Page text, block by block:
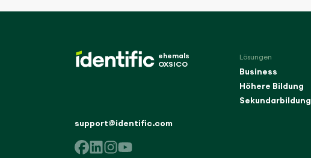
ehemals
OXSICO
support@identific.com
Lösungen
Business
Höhere Bildung
Sekundarbildung